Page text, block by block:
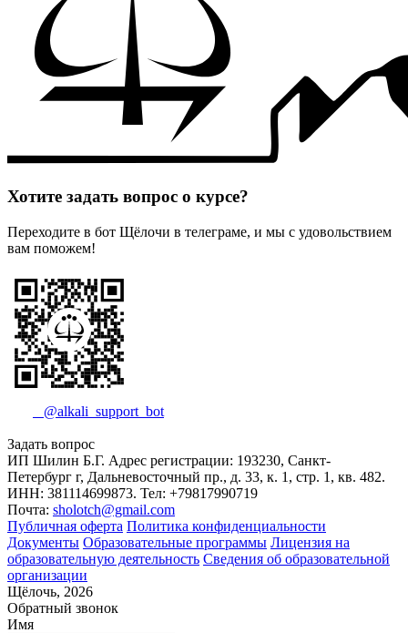
Хотите задать вопрос о курсе?
Переходите в бот Щёлочи в телеграме, и мы с удовольствием
вам поможем!
@alkali_support_bot
Задать вопрос
ИП Шилин Б.Г. Адрес регистрации: 193230, Санкт-
Петербург г, Дальневосточный пр., д. 33, к. 1, стр. 1, кв. 482.
ИНН: 381114699873. Тел: +79817990719
Почта: sholotch@gmail.com
Публичная оферта Политика конфиденциальности
Документы Образовательные программы Лицензия на
образовательную деятельность Сведения об образовательной
организации
Щёлочь, 2026
Обратный звонок
Имя